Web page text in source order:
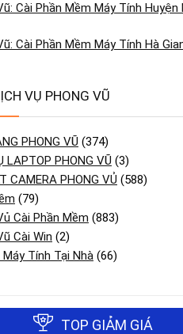
Cài Phần Mềm Máy Tính Huyện
Cài Phần Mềm Máy Tính Hà
VỤ PHONG VŨ
PHONG VŨ (374)
LAPTOP PHONG VŨ (3)
CAMERA PHONG VỦ (588)
(79)
Cài Phần Mềm (883)
Cài Win (2)
Tính Tại Nhà (66)
TOP GIẢM GIÁ